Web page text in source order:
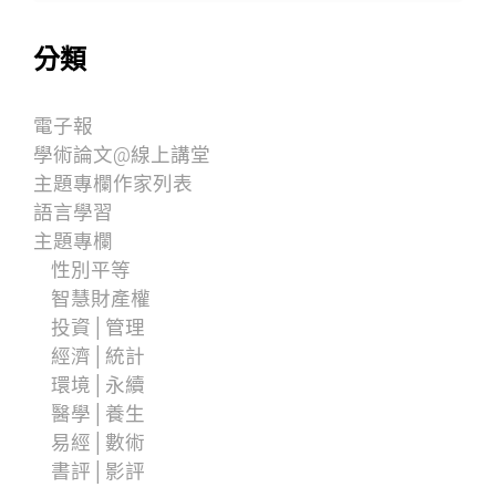
分類
電子報
學術論文@線上講堂
主題專欄作家列表
語言學習
主題專欄
性別平等
智慧財產權
投資│管理
經濟│統計
環境│永續
醫學│養生
易經│數術
書評│影評